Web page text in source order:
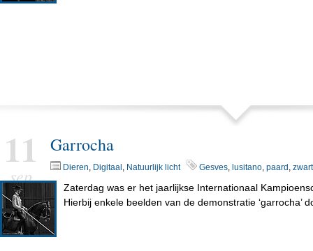
Garrocha
Dieren, Digitaal , Natuurlijk licht Gesves, lusitano, paard ,
11
sep
Zaterdag was er het jaarlijkse Internationaal
Hierbij enkele beelden van de demonstratie ‘garrocha’